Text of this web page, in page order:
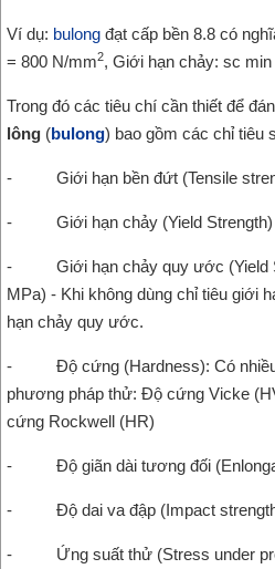
Ví dụ: bulong đạt cấp bền 8.8 có
= 800 N/mm2, Giới hạn chảy: sc
Trong đó các tiêu chí cần thiết để
lông (bulong) bao gồm các chỉ tiêu
- Giới hạn bền đứt (Tensile
- Giới hạn chảy (Yield Strength)
- Giới hạn chảy quy ước (Yield
MPa) - Khi không dùng chỉ tiêu giới
hạn chảy quy ước.
- Độ cứng (Hardness): Có nhiều
phương pháp thử: Độ cứng Vicke
cứng Rockwell (HR)
- Độ giãn dài tương đối
- Độ dai va đập (Impact
- Ứng suất thử (Stress under